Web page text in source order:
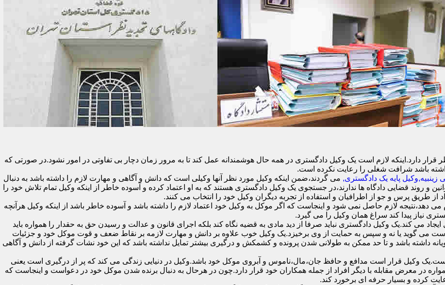
دارد.اینکه لازم است یک وکیل دادگستری در همه حال هوشمندانه عمل کند تا به مرور زمان دچار بی تفاوتی در امور نشود.در صورتی که
باشد شرافت شغلی را رعایت نکرده است.
پایه یک دادگستری, می گردند،ضمن اینکه وکیل مورد نظر آنها وکیلی است که دانش و آگاهی و مهارت لازم را داشته باشد به دنبال
و روند قضایی دادگاه ها ندارند،در جستجوی یک وکیل دادگستری هستند که به او اعتماد کرده و آسوده خاطر از اینکه وکیل تمام تلاش خود را
از طریق پرس و جو از اطرافیان و استفاده از تجربه دیگران وکیل خود را انتخاب می کنند.
دهد،نتیجه لازم حاصل نمی شود و اینجاست که اگر موکل به وکیل خود اعتماد لازم را داشته باشد و آسوده خاطر باشد از اینکه وکیل هرآنچه
نیاز پیدا کند سراغ همان وکیل را می گیرد.
می کند.یک وکیل دادگستری نباید صرفا از دید مادی به قضیه نگاه کند بلکه اجرای قانون و عدالت و رسیدن حق به حقدار را همواره باید
راست می گوید یا نه و سپس به حمایت از وی برخیزد.یک وکیل خوب علاوه بر دانش و مهارت لازمه بر نقاط ضعف و قوت موکل خود و جزئیات
داشته باشد و تا حد ممکن به طولانی شدن پرونده و کشمکش و درگیری بیشتر تمایل نداشته باشد که این خود نشات گرفته از دانش و آگاهی
وکیل قرار است مدافع و حافظ جان،مال،ناموس و آبروی موکل خود باشد.وکیل در دنیایی زندگی می کند که پر از درگیری است یعنی
در معرض مقابله با دیگر افراد از جمله همکاران خود قرار دارد.چون در هرحال به دنبال برنده شدن موکل خود در دعواست و اینجاست که
کرده و بسیار حرفه ای برخورد کند.